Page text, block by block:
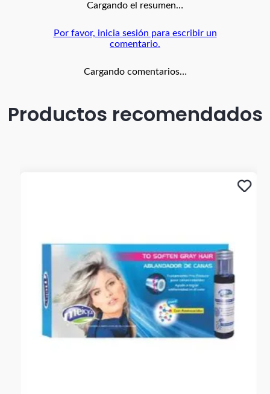
Cargando el resumen…
Por favor, inicia sesión para escribir un
comentario.
Cargando comentarios…
Productos recomendados